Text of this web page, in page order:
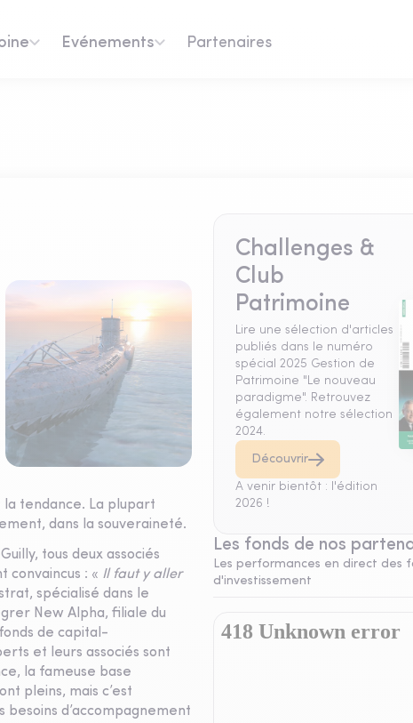
Evénements Partenaires
tendance. La plupart
dans la souveraineté.
tous deux associés
convaincus : « Il faut y aller
spécialisé dans le
New Alpha, filiale du
de capital-
et leurs associés sont
la fameuse base
pleins, mais c’est
d’accompagnement
Challenges &
Club
Patrimoine
Lire une sélection d'articles
publiés dans le numéro
spécial 2025 Gestion de
Patrimoine "Le nouveau
paradigme". Retrouvez
également notre sélection
2024.
Découvrir
A venir bientôt : l'édition
2026 !
Les fonds de nos
Les performances en direct des
d'investissement